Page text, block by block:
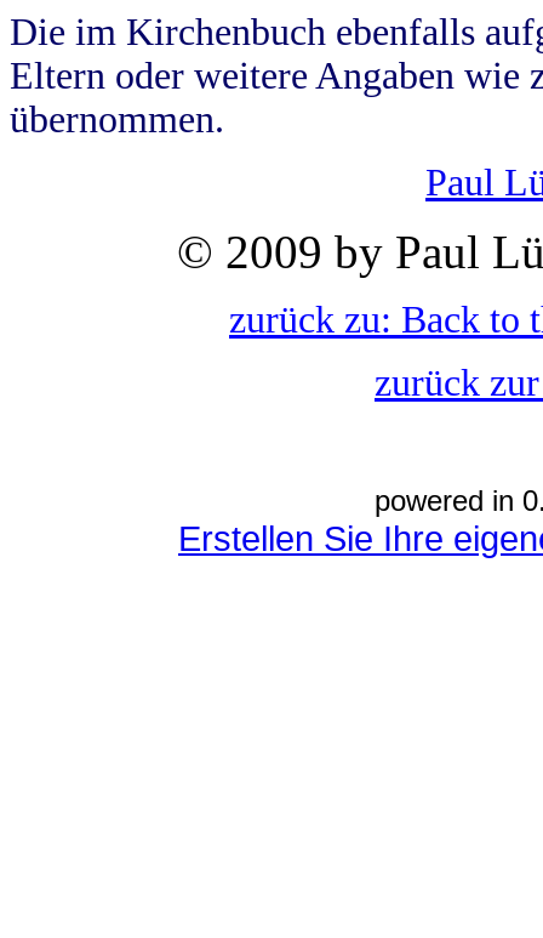
Die im Kirchenbuch ebenfalls
Eltern oder weitere Angaben wie
übernommen.
Paul
© 2009 by Paul
zurück zu: Back to
zurück
powered in
Erstellen Sie Ihre